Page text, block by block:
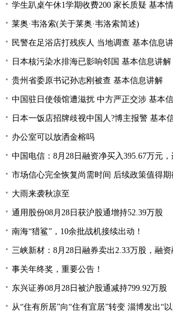
学生趴桌午休1学期收费200 家长质疑 基本
莱奥·韦洛索(关于莱奥·韦洛索简述)
民警在足浴店打残疾人 当地调查 基本信息
日本核污染水排海已影响邻国 基本信息讲解
贵州省委原书记孙志刚被查 基本信息讲解
中国驻日使领馆遭滋扰 中方严正交涉 基本
日本一饭店招牌歧视中国人?博主报警 基本
办公室可以放洒金榕吗
中国电信：8月28日融资净买入395.67万元，连续3
市场信心完全恢复尚需时间 后续政策值得期
大雨来袭秋凉至
通用股份08月28日获沪股通增持52.39万股
南海“猎鲨”，10余批战机接续出动！
三峡新材：8月28日融券卖出2.33万股，融
事关年终奖，重要公告！
东兴证券08月28日被沪股通减持799.92万股
从“住有所居”向“住有宜居”转变 淄博发出“